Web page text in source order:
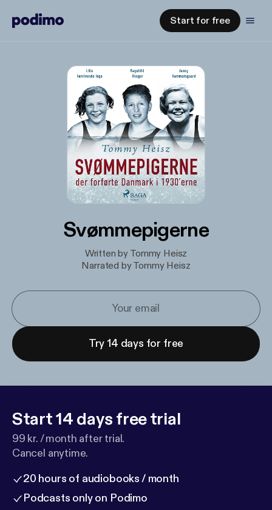
Start for free
Svømmepigerne
Written by Tommy Heisz
Narrated by Tommy Heisz
Try 14 days for free
Start 14 days free trial
99 kr. / month after trial.
Cancel anytime.
20 hours of audiobooks / month
Podcasts only on Podimo